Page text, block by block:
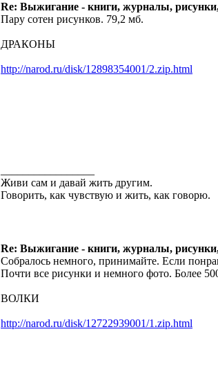
Re: Выжигание - книги, журналы,
Пару сотен рисунков. 79,2 мб.
ДРАКОНЫ
http://narod.ru/disk/12898354001/2.zip.html
Живи сам и давай жить другим.
Говорить, как чувствую и жить, как говорю.
Re: Выжигание - книги, журналы,
Собралось немного, принимайте. Если
Почти все рисунки и немного фото. Более
ВОЛКИ
http://narod.ru/disk/12722939001/1.zip.html